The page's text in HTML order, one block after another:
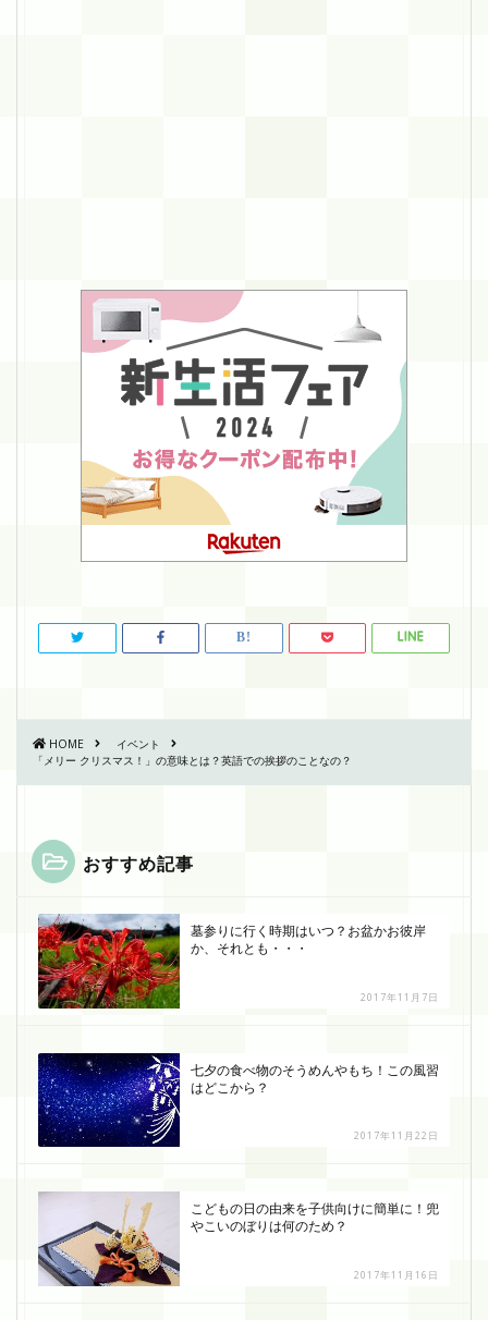
HOME
イベント
「メリー クリスマス！」の意味とは？英語での挨拶のことなの？
おすすめ記事
墓参りに行く時期はいつ？お盆かお彼岸
か、それとも・・・
2017年11月7日
七夕の食べ物のそうめんやもち！この風習
はどこから？
2017年11月22日
こどもの日の由来を子供向けに簡単に！兜
やこいのぼりは何のため？
2017年11月16日